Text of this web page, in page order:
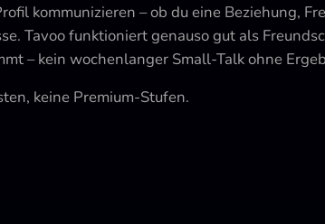
kommunizieren – ob du eine Beziehung,
Tavoo funktioniert genauso gut als
– kein wochenlanger Small-Talk ohne
keine Premium-Stufen.